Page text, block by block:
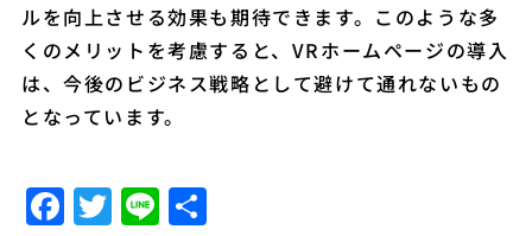
ルを向上させる効果も期待できます。このような多
くのメリットを考慮すると、VRホームページの導入
は、今後のビジネス戦略として避けて通れないもの
となっています。
Facebook
Twitter
Line
共